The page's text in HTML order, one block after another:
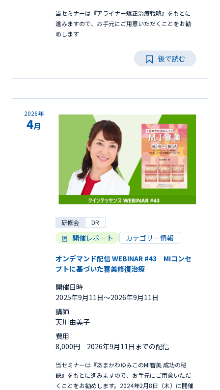
当セミナーは『アライナー矯正治療戦略』をもとに
進みますので、お手元にご用意いただくことをお勧
めします
後で読む
2026年
4月
研修会 DR
開催レポート カテゴリー情報
オンデマンド配信 WEBINAR #43 MIコンセ
プトに基づいた審美修復治療
開催日時
2025年9月11日〜2026年9月11日
講師
天川由美子
費用
8,000円 2026年9月11日までの配信
当セミナーは『あまかわゆみこのMI審美 成功の秘
訣』をもとに進みますので、お手元にご用意いただ
くことをお勧めします。2024年2月8日（木）に開催